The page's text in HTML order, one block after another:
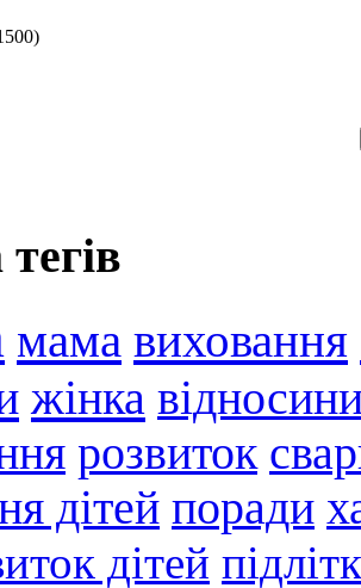
мама виховання
жінка
розвиток
дітей поради
дітей